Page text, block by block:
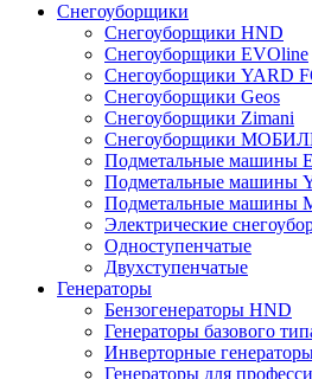
Снегоуборщики
Снегоуборщики HND
Снегоуборщики EVOline
Снегоуборщики YARD
Снегоуборщики Geos
Снегоуборщики Zimani
Снегоуборщики
Подметальные машины
Подметальные машины
Подметальные
Электрические
Одноступенчатые
Двухступенчатые
Генераторы
Бензогенераторы HND
Генераторы базового
Инверторные
Генераторы для